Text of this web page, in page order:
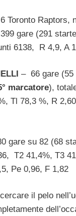
6 Toronto Raptors,
gare (291
6138, R 4,9, A
– 66 gare (55
marcatore),
Tl 78,3 %, R
gare su 82 (68
T2 41,4%, T3
Pe 0,96, F 1,82
il pelo